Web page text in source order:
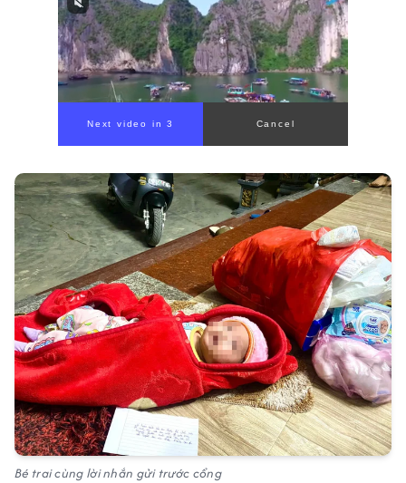
Next video in 1 Cancel
Bé trai cùng lời nhắn gửi trước cổng